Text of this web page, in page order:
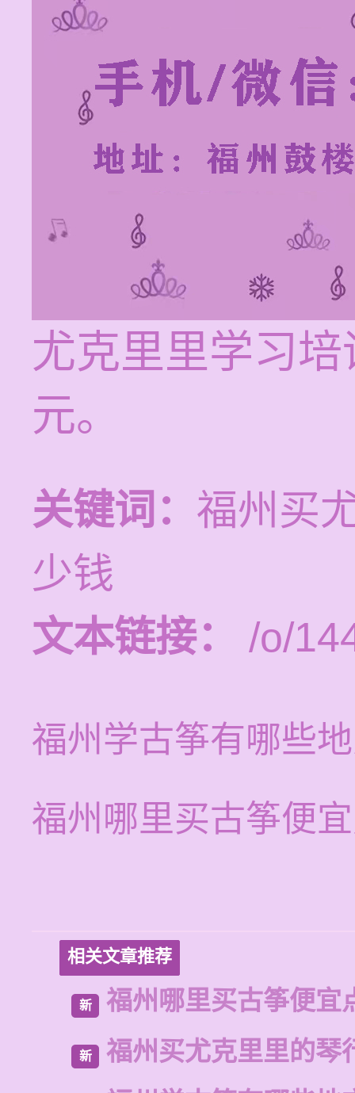
尤克里里学习
元。
关键词： 福州买
少钱
文本链接：
/o/
福州学古筝有哪些
福州哪里买古筝便
相关文章推荐
新 福州哪里买古筝便宜
新
福州买尤克里里的琴